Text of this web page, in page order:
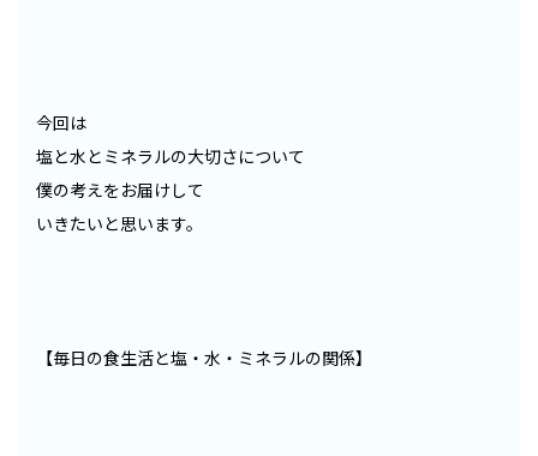
今回は
塩と水とミネラルの大切さについて
僕の考えをお届けして
いきたいと思います。
【毎日の食生活と塩・水・ミネラルの関係】